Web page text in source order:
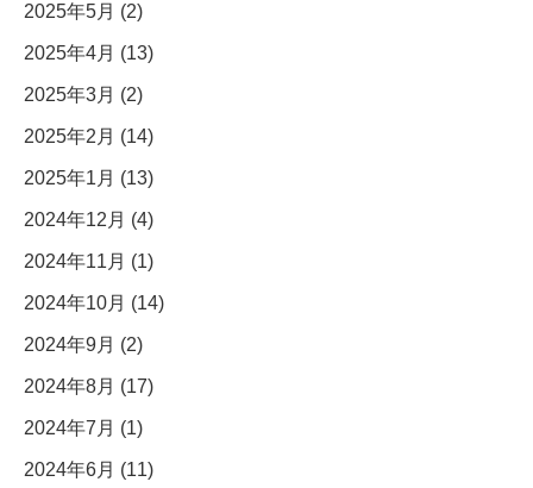
2025年5月 (2)
2025年4月 (13)
2025年3月 (2)
2025年2月 (14)
2025年1月 (13)
2024年12月 (4)
2024年11月 (1)
2024年10月 (14)
2024年9月 (2)
2024年8月 (17)
2024年7月 (1)
2024年6月 (11)